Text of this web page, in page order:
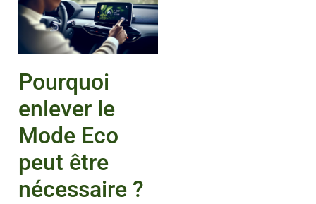
Pourquoi
enlever le
Mode Eco
peut être
nécessaire ?